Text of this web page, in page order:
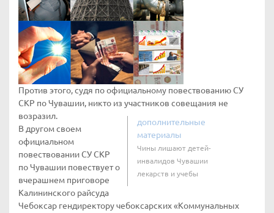
Против этого, судя по официальному повествованию СУ
СКР по Чувашии, никто из участников совещания не
возразил.
дополнительные
материалы
Чины лишают детей-
инвалидов Чувашии
лекарств и учебы
В другом своем
официальном
повествовании СУ СКР
по Чувашии повествует о
вчерашнем приговоре
Калининского райсуда
Чебоксар гендиректору чебоксарских «Коммунальных